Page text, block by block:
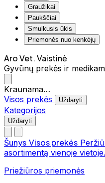
Graužikai
Paukščiai
Smulkusis ūkis
Priemonės nuo kenkėjų
Aro Vet. Vaistinė
Gyvūnų prekės ir
Kraunama…
Visos prekės
Uždaryti
Kategorijos
Uždaryti
Šunys Visos prekės
asortimentą vienoje vietoje.
Priežiūros priemonės